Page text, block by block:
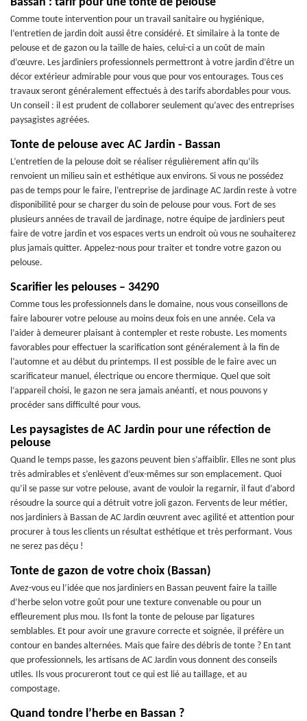
Comme toute intervention pour un travail sanitaire ou hygiénique,
l’entretien de jardin doit aussi être considéré. Et similaire à la tonte de
pelouse et de gazon ou la taille de haies, celui-ci a un coût de main
d’œuvre. Les jardiniers professionnels permettront à votre jardin d’être un
décor extérieur admirable pour vous que pour vos entourages. Tous ces
travaux seront généralement effectués à des tarifs abordables pour vous.
Un conseil : il est prudent de collaborer seulement qu’avec des entreprises
paysagistes agréées.
Tonte de pelouse avec AC Jardin - Bassan
L’entretien de la pelouse doit se réaliser régulièrement afin qu’ils
renvoient un milieu sain et esthétique aux environs. Si vous ne possédez
pas de temps pour le faire, l’entreprise de jardinage AC Jardin reste à votre
disponibilité pour se charger du soin de pelouse pour vous. Fort de ses
plusieurs années de travail de jardinage, notre équipe de jardiniers peut
faire de votre jardin et vos espaces verts un endroit où vous ne souhaiterez
plus jamais quitter. Appelez-nous pour traiter et tondre votre gazon ou
pelouse.
Scarifier les pelouses – 34290
Comme tous les professionnels dans le domaine, nous vous conseillons de
faire labourer votre pelouse au moins deux fois en une année. Cela va
l’aider à demeurer plaisant à contempler et reste robuste. Les moments
favorables pour effectuer la scarification sont généralement à la fin de
l’automne et au début du printemps. Il est possible de le faire avec un
scarificateur manuel, électrique ou encore thermique. Quel que soit
l’appareil choisi, le gazon ne sera jamais anéanti, et nous pouvons y
procéder sans difficulté pour vous.
Les paysagistes de AC Jardin pour une réfection de
pelouse
Quand le temps passe, les gazons peuvent bien s’affaiblir. Elles ne sont plus
très admirables et s’enlèvent d’eux-mêmes sur son emplacement. Quoi
qu’il se passe sur votre pelouse, avant de vouloir la regarnir, il faut d’abord
résoudre la source qui a détruit votre joli gazon. Fervents de leur métier,
nos jardiniers à Bassan de AC Jardin œuvrent avec agilité et attention pour
procurer à tous les clients un résultat esthétique et très performant. Vous
ne serez pas déçu !
Tonte de gazon de votre choix (Bassan)
Avez-vous eu l’idée que nos jardiniers en Bassan peuvent faire la taille
d’herbe selon votre goût pour une texture convenable ou pour un
effleurement plus mou. Ils font la tonte de pelouse par ligatures
semblables. Et pour avoir une gravure correcte et soignée, il préfère un
contour en bandes alternées. Mais que faire des débris de tonte ? En tant
que professionnels, les artisans de AC Jardin vous donnent des conseils
utiles. Ils vous procureront tout ce qui est lié au taillage, et au
compostage.
Quand tondre l’herbe en Bassan ?